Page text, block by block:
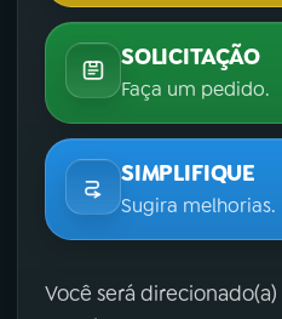
SOLICITAÇÃO
Faça um pedido.
SIMPLIFIQUE
Sugira melhorias.
Você será direcionado(a)